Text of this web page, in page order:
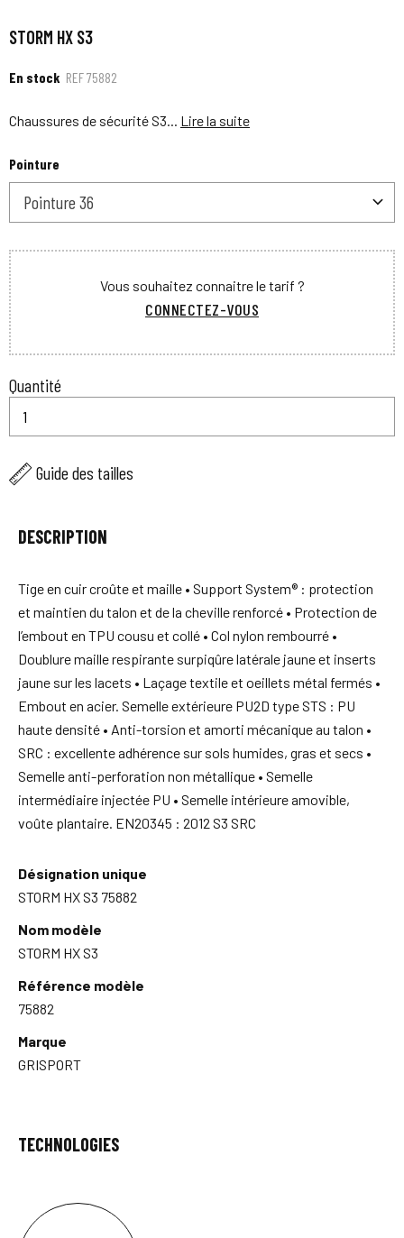
STORM HX S3
En stock REF75882
Chaussures de sécurité S3... Lire la suite
Pointure
Pointure 36
Vous souhaitez connaitre le tarif ?
CONNECTEZ-VOUS
Quantité
Guide des tailles
DESCRIPTION
Tige en cuir croûte et maille • Support System® : protection
et maintien du talon et de la cheville renforcé • Protection de
l’embout en TPU cousu et collé • Col nylon rembourré •
Doublure maille respirante surpiqûre latérale jaune et inserts
jaune sur les lacets • Laçage textile et oeillets métal fermés •
Embout en acier. Semelle extérieure PU2D type STS : PU
haute densité • Anti-torsion et amorti mécanique au talon •
SRC : excellente adhérence sur sols humides, gras et secs •
Semelle anti-perforation non métallique • Semelle
intermédiaire injectée PU • Semelle intérieure amovible,
voûte plantaire. EN20345 : 2012 S3 SRC
Désignation unique
STORM HX S3 75882
Nom modèle
STORM HX S3
Référence modèle
75882
Marque
GRISPORT
TECHNOLOGIES